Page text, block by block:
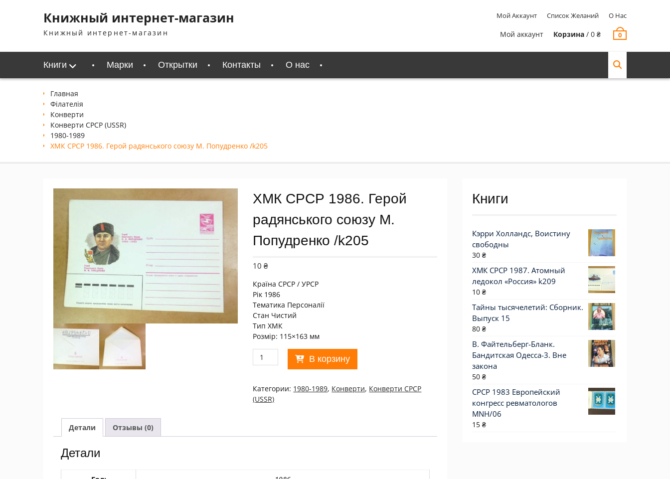
содержимомуКнижный интернет-магазин
Книжный интернет-магазин
Мой Аккаунт Список Желаний О Нас
Мой аккаунт Корзина / 0 ₴ 0
Книги Марки Открытки Контакты О нас
Главная
Філателія
Конверти
Конверти СРСР (USSR)
1980-1989
ХМК СРСР 1986. Герой радянського союзу М. Попудренко /k205
ХМК СРСР 1986. Герой
радянського союзу М.
Попудренко /k205
10₴
Країна СРСР / УРСР
Рік 1986
Тематика Персоналії
Стан Чистий
Тип ХМК
Розмір: 115×163 мм
Количество
товара
СРСР
1986.
Герой
М.
В корзину
Категории: 1980-1989, Конверти, Конверти СРСР
(USSR)
Детали Отзывы (0)
Детали
Книги
Кэрри Холландс, Воистину
свободны
30 ₴
ХМК СРСР 1987. Атомный
ледокол «Россия» k209
10 ₴
Тайны тысячелетий: Сборник.
Выпуск 15
80 ₴
В. Файтельберг-Бланк.
Бандитская Одесса-3. Вне
закона
50 ₴
СРСР 1983 Европейский
конгресс ревматологов
MNH/06
15 ₴